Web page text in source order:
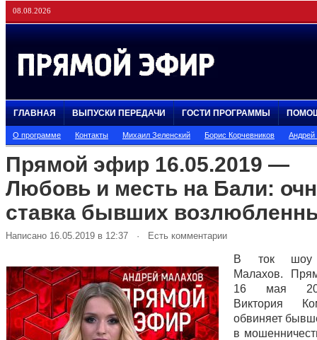
08.08.2026
ГЛАВНАЯ ВЫПУСКИ ПЕРЕДАЧИ ГОСТИ ПРОГРАММЫ
О программе Контакты Михаил Зеленский Борис Корчевников
Прямой эфир 16.05.2019 —
Любовь и месть на Бали:
ставка бывших
Написано 16.05.2019 в 12:37 · Есть комментарии
В ток шоу
Малахов.
16 мая
Виктория
обвиняет
в